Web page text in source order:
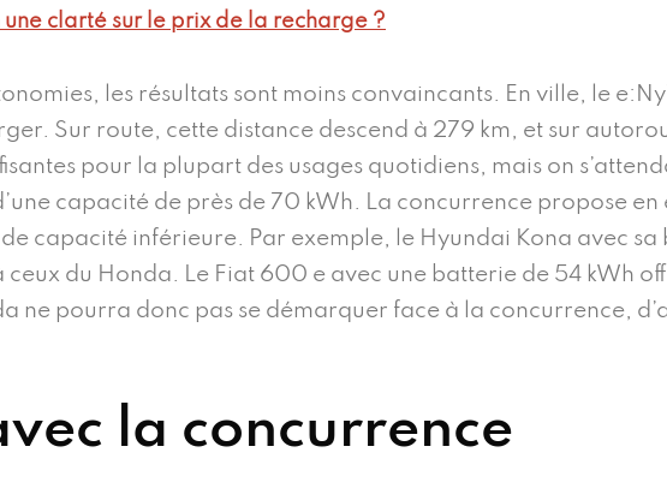
clarté sur le prix de la recharge ?
les résultats sont moins convaincants. En ville, le
Sur route, cette distance descend à 279 km, et sur
pour la plupart des usages quotidiens, mais on
capacité de près de 70 kWh. La concurrence propose en
capacité inférieure. Par exemple, le Hyundai Kona avec sa
ceux du Honda. Le Fiat 600 e avec une batterie de 54 kWh
ne pourra donc pas se démarquer face à la concurrence,
la concurrence